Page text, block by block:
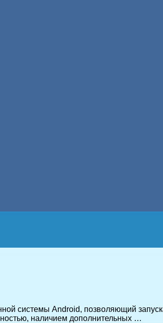
системы Android, позволяющий
наличием дополнительных …